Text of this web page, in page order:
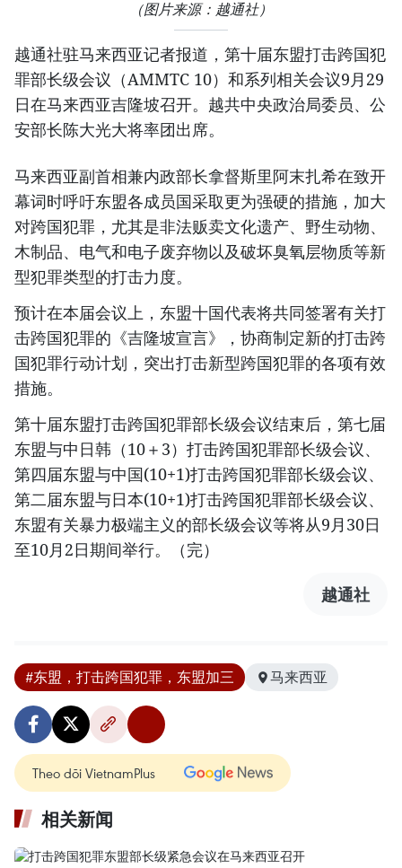
（图片来源：越通社）
越通社驻马来西亚记者报道，第十届东盟打击跨国犯
罪部长级会议（AMMTC 10）和系列相关会议9月29
日在马来西亚吉隆坡召开。越共中央政治局委员、公
安部长陈大光大将率团出席。
马来西亚副首相兼内政部长拿督斯里阿末扎希在致开
幕词时呼吁东盟各成员国采取更为强硬的措施，加大
对跨国犯罪，尤其是非法贩卖文化遗产、野生动物、
木制品、电气和电子废弃物以及破坏臭氧层物质等新
型犯罪类型的打击力度。
预计在本届会议上，东盟十国代表将共同签署有关打
击跨国犯罪的《吉隆坡宣言》，协商制定新的打击跨
国犯罪行动计划，突出打击新型跨国犯罪的各项有效
措施。
第十届东盟打击跨国犯罪部长级会议结束后，第七届
东盟与中日韩（10＋3）打击跨国犯罪部长级会议、
第四届东盟与中国(10+1)打击跨国犯罪部长级会议、
第二届东盟与日本(10+1)打击跨国犯罪部长级会议、
东盟有关暴力极端主义的部长级会议等将从9月30日
至10月2日期间举行。（完）
越通社
#东盟，打击跨国犯罪，东盟加三 马来西亚
Theo dõi VietnamPlus
相关新闻